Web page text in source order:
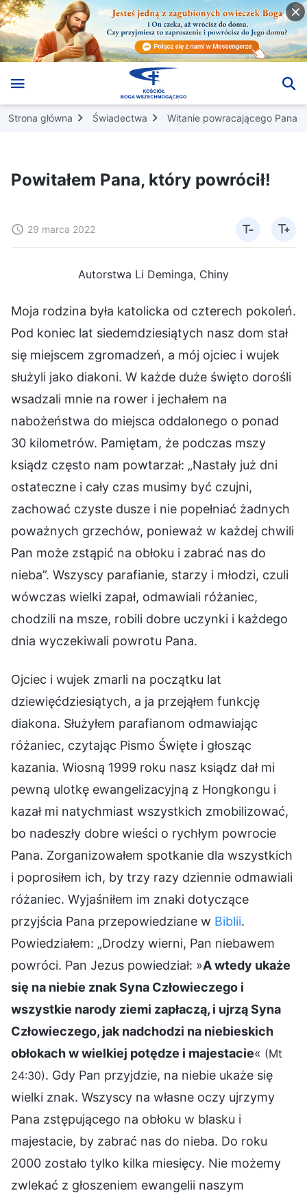
Strona główna Świadectwa Witanie powracającego Pana
Powitałem Pana, który powrócił!
29 marca 2022
Autorstwa Li Deminga, Chiny
Moja rodzina była katolicka od czterech pokoleń.
Pod koniec lat siedemdziesiątych nasz dom stał
się miejscem zgromadzeń, a mój ojciec i wujek
służyli jako diakoni. W każde duże święto dorośli
wsadzali mnie na rower i jechałem na
nabożeństwa do miejsca oddalonego o ponad
30 kilometrów. Pamiętam, że podczas mszy
ksiądz często nam powtarzał: „Nastały już dni
ostateczne i cały czas musimy być czujni,
zachować czyste dusze i nie popełniać żadnych
poważnych grzechów, ponieważ w każdej chwili
Pan może zstąpić na obłoku i zabrać nas do
nieba”. Wszyscy parafianie, starzy i młodzi, czuli
wówczas wielki zapał, odmawiali różaniec,
chodzili na msze, robili dobre uczynki i każdego
dnia wyczekiwali powrotu Pana.
Ojciec i wujek zmarli na początku lat
dziewięćdziesiątych, a ja przejąłem funkcję
diakona. Służyłem parafianom odmawiając
różaniec, czytając Pismo Święte i głosząc
kazania. Wiosną 1999 roku nasz ksiądz dał mi
pewną ulotkę ewangelizacyjną z Hongkongu i
kazał mi natychmiast wszystkich zmobilizować,
bo nadeszły dobre wieści o rychłym powrocie
Pana. Zorganizowałem spotkanie dla wszystkich
i poprosiłem ich, by trzy razy dziennie odmawiali
różaniec. Wyjaśniłem im znaki dotyczące
przyjścia Pana przepowiedziane w Biblii.
Powiedziałem: „Drodzy wierni, Pan niebawem
powróci. Pan Jezus powiedział: »A wtedy ukaże
się na niebie znak Syna Człowieczego i
wszystkie narody ziemi zapłaczą, i ujrzą Syna
Człowieczego, jak nadchodzi na niebieskich
obłokach w wielkiej potędze i majestacie« (Mt
24:30). Gdy Pan przyjdzie, na niebie ukaże się
wielki znak. Wszyscy na własne oczy ujrzymy
Pana zstępującego na obłoku w blasku i
majestacie, by zabrać nas do nieba. Do roku
2000 zostało tylko kilka miesięcy. Nie możemy
zwlekać z głoszeniem ewangelii naszym